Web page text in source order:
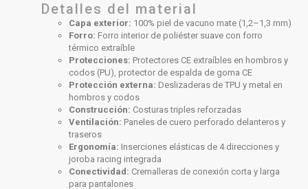
Detalles del material
Capa exterior: 100% piel de vacuno mate (1,2–1,3 mm)
Forro: Forro interior de poliéster suave con forro
térmico extraíble
Protecciones: Protectores CE extraíbles en hombros y
codos (PU), protector de espalda de goma CE
Protección externa: Deslizaderas de TPU y metal en
hombros y codos
Construcción: Costuras triples reforzadas
Ventilación: Paneles de cuero perforado delanteros y
traseros
Ergonomía: Inserciones elásticas de 4 direcciones y
joroba racing integrada
Conectividad: Cremalleras de conexión corta y larga
para pantalones